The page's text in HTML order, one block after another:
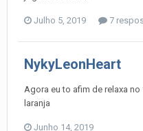
Julho 5, 2019 7
NykyLeonHeart
Agora eu to afim de relaxa
laranja
Junho 14, 2019